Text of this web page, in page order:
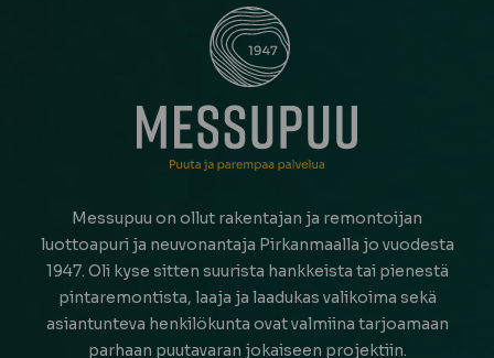
Messupuu on ollut rakentajan ja remontoijan
luottoapuri ja neuvonantaja Pirkanmaalla jo vuodesta
1947. Oli kyse sitten suurista hankkeista tai pienestä
pintaremontista, laaja ja laadukas valikoima sekä
asiantunteva henkilökunta ovat valmiina tarjoamaan
parhaan puutavaran jokaiseen projektiin.